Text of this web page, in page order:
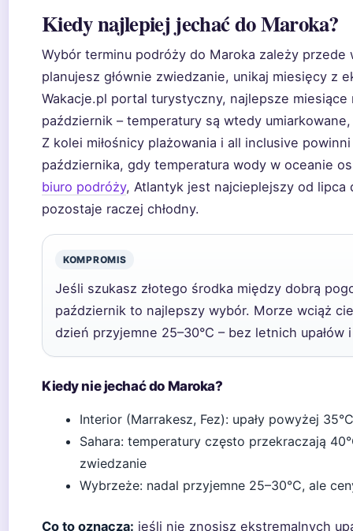
Kiedy najlepiej jechać do Maroka?
Wybór terminu podróży do Maroka zależy
planujesz głównie zwiedzanie, unikaj miesięcy z
Wakacje.pl portal turystyczny, najlepsze
październik – temperatury są wtedy
Z kolei miłośnicy plażowania i all inclusive
października, gdy temperatura wody w oceanie
biuro podróży, Atlantyk jest najcieplejszy od
pozostaje raczej chłodny.
KOMPROMIS
Jeśli szukasz złotego środka między dobrą
październik to najlepszy wybór. Morze wciąż
dzień przyjemne 25–30°C – bez letnich
Kiedy nie jechać do Maroka?
Interior (Marrakesz, Fez): upały powyżej
Sahara: temperatury często przekraczają
zwiedzanie
Wybrzeże: nadal przyjemne 25–30°C, ale
Co to oznacza: jeśli nie znosisz ekstremalnych